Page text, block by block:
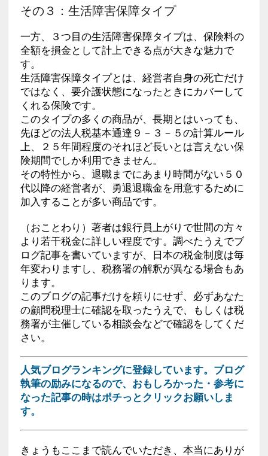
その３：生活障害保障タイプ
一方、３つ目の生活障害保障タイプは、保険料の
全額を損金として計上できる点が大きな魅力で
す。
生活障害保障タイプとは、経営者自身の死亡だけ
ではなく、要介護状態になったときにカバーして
くれる保険です。
このタイプの多くの商品が、長期とはいっても、
先ほどの法人税基本通達９－３－５の計算ルール
上、２５年間程度のそれほど長いとは言えない保
険期間でしか利用できません。
その特性から、退職までにあまり時間がない５０
代以降の経営者が、勇退退職金を用意するために
加入することが多い商品です。
（おことわり）著者は銀行員上がりで世間の方々
より若干税金に詳しい程度です。調べたうえでブ
ログ記事を書いていますが、日本の税金制度は毎
年変わりますし、税務署の解釈が異なる場合もあ
ります。
このブログの記事だけを頼りにせず、必ずあなた
の顧問税理士に確認を取ったうえで、もしくは税
務署が主催している相談会などで確認をしてくだ
さい。
人気ブログランキングに登録しています。ブログ
執筆の励みになるので、おもしろかった・参考に
なった記事の時はポチっとクリックお願いしま
す。
きょうもここまで読んでいただき、本当にありが